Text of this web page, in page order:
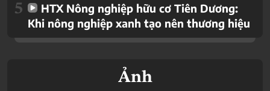
5
HTX Nông nghiệp hữu cơ Tiên Dương:
Khi nông nghiệp xanh tạo nên thương hiệu
Ảnh